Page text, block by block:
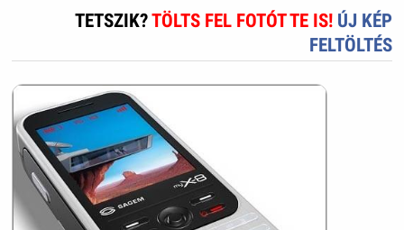
TETSZIK?TÖLTS FEL FOTÓT TE IS! ÚJ KÉP
FELTÖLTÉS